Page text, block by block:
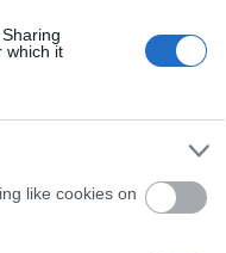
which it
like cookies on
la